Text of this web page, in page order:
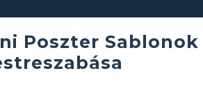
Poszter Sablonok